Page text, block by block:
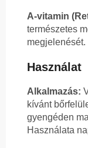
A-vitamin
természetes
megjelenését.
Használat
Alkalmazás:
kívánt
gyengéden
Használata